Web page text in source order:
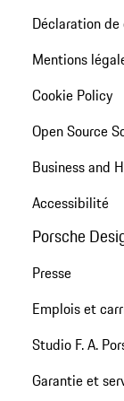
Déclaration
Mentions
Cookie Policy
Open Source
Business and
Accessibilité
Porsche
Presse
Emplois et
Studio F. A.
Garantie et